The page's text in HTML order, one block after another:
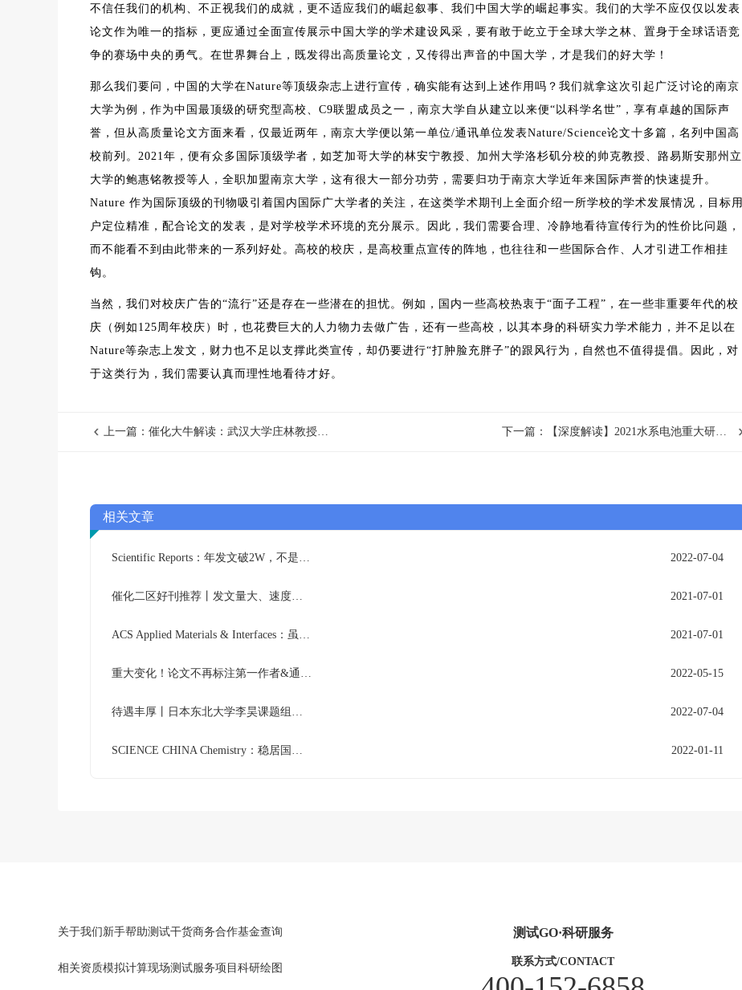
不信任我们的机构、不正视我们的成就，更不适应我们的崛起叙事、我们中国大学的崛起事实。我们的大学不应仅仅以发表
论文作为唯一的指标，更应通过全面宣传展示中国大学的学术建设风采，要有敢于屹立于全球大学之林、置身于全球话语竞
争的赛场中央的勇气。在世界舞台上，既发得出高质量论文，又传得出声音的中国大学，才是我们的好大学！
那么我们要问，中国的大学在Nature等顶级杂志上进行宣传，确实能有达到上述作用吗？我们就拿这次引起广泛讨论的南京
大学为例，作为中国最顶级的研究型高校、C9联盟成员之一，南京大学自从建立以来便“以科学名世”，享有卓越的国际声
誉，但从高质量论文方面来看，仅最近两年，南京大学便以第一单位/通讯单位发表Nature/Science论文十多篇，名列中国高
校前列。2021年，便有众多国际顶级学者，如芝加哥大学的林安宁教授、加州大学洛杉矶分校的帅克教授、路易斯安那州立
大学的鲍惠铭教授等人，全职加盟南京大学，这有很大一部分功劳，需要归功于南京大学近年来国际声誉的快速提升。
Nature 作为国际顶级的刊物吸引着国内国际广大学者的关注，在这类学术期刊上全面介绍一所学校的学术发展情况，目标用
户定位精准，配合论文的发表，是对学校学术环境的充分展示。因此，我们需要合理、冷静地看待宣传行为的性价比问题，
而不能看不到由此带来的一系列好处。高校的校庆，是高校重点宣传的阵地，也往往和一些国际合作、人才引进工作相挂
钩。
当然，我们对校庆广告的“流行”还是存在一些潜在的担忧。例如，国内一些高校热衷于“面子工程”，在一些非重要年代的校
庆（例如125周年校庆）时，也花费巨大的人力物力去做广告，还有一些高校，以其本身的科研实力学术能力，并不足以在
Nature等杂志上发文，财力也不足以支撑此类宣传，却仍要进行“打肿脸充胖子”的跟风行为，自然也不值得提倡。因此，对
于这类行为，我们需要认真而理性地看待才好。
上一篇：催化大牛解读：武汉大学庄林教授——专注于燃料电池与电催化 下一篇：【深度解读】2021水系电池重大研究进展总结
相关文章
Scientific Reports：年发文破2W，不是预警期刊啦，快来看看！ 2022-07-04
催化二区好刊推荐丨发文量大、速度快、对国人友好！ 2021-07-01
ACS Applied Materials & Interfaces：虽贵为1区期刊，但发文量大，对国人友好，值得试试！ 2021-07-01
重大变化！论文不再标注第一作者&通讯作者 2022-05-15
待遇丰厚丨日本东北大学李昊课题组诚招特聘助理教授/博士后(材料计算或机器学习方向) 2022-07-04
SCIENCE CHINA Chemistry：稳居国产化学期刊第一梯队！ 2022-01-11
关于我们 新手帮助测试干货商务合作基金查询
相关资质模拟计算现场测试服务项目 科研绘图
测试GO·科研服务
联系方式/CONTACT